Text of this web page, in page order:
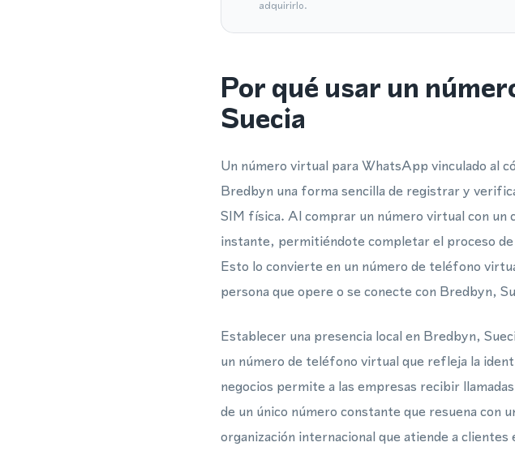
adquirirlo.
Por qué usar un
Suecia
Un número virtual para WhatsApp vinculado al
Bredbyn una forma sencilla de registrar y
SIM física. Al comprar un número virtual con un
instante, permitiéndote completar el proceso
Esto lo convierte en un número de teléfono
persona que opere o se conecte con Bredbyn,
Establecer una presencia local en Bredbyn,
un número de teléfono virtual que refleja la
negocios permite a las empresas recibir
de un único número constante que resuena con
organización internacional que atiende a